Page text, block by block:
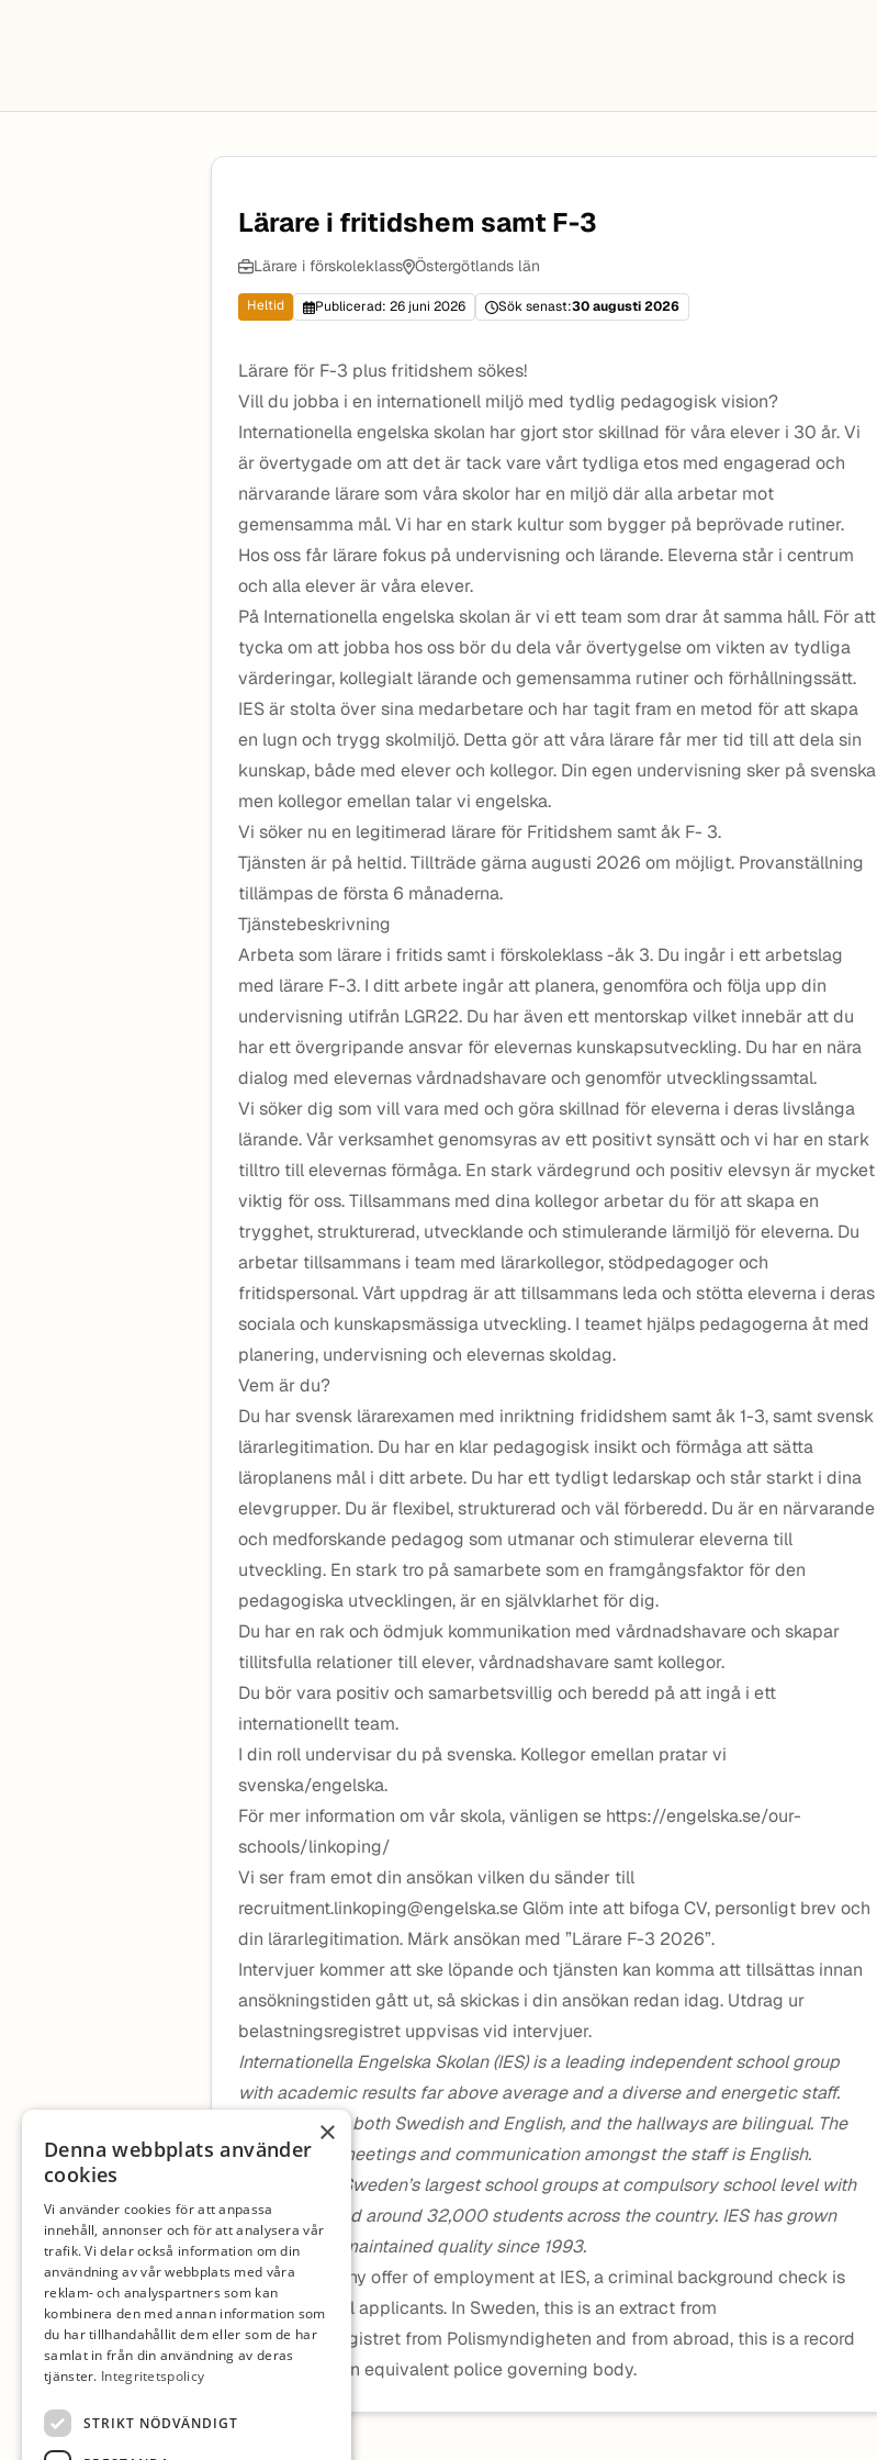
Lärare i fritidshem samt F-3
Lärare i förskoleklass Östergötlands län
Heltid Publicerad: 26 juni 2026 Sök senast:30 augusti 2026
Lärare för F-3 plus fritidshem sökes!
Vill du jobba i en internationell miljö med tydlig pedagogisk vision?
Internationella engelska skolan har gjort stor skillnad för våra elever i 30 år. Vi
är övertygade om att det är tack vare vårt tydliga etos med engagerad och
närvarande lärare som våra skolor har en miljö där alla arbetar mot
gemensamma mål. Vi har en stark kultur som bygger på beprövade rutiner.
Hos oss får lärare fokus på undervisning och lärande. Eleverna står i centrum
och alla elever är våra elever.
På Internationella engelska skolan är vi ett team som drar åt samma håll. För att
tycka om att jobba hos oss bör du dela vår övertygelse om vikten av tydliga
värderingar, kollegialt lärande och gemensamma rutiner och förhållningssätt.
IES är stolta över sina medarbetare och har tagit fram en metod för att skapa
en lugn och trygg skolmiljö. Detta gör att våra lärare får mer tid till att dela sin
kunskap, både med elever och kollegor. Din egen undervisning sker på svenska
men kollegor emellan talar vi engelska.
Vi söker nu en legitimerad lärare för Fritidshem samt åk F- 3.
Tjänsten är på heltid. Tillträde gärna augusti 2026 om möjligt. Provanställning
tillämpas de första 6 månaderna.
Tjänstebeskrivning
Arbeta som lärare i fritids samt i förskoleklass -åk 3. Du ingår i ett arbetslag
med lärare F-3. I ditt arbete ingår att planera, genomföra och följa upp din
undervisning utifrån LGR22. Du har även ett mentorskap vilket innebär att du
har ett övergripande ansvar för elevernas kunskapsutveckling. Du har en nära
dialog med elevernas vårdnadshavare och genomför utvecklingssamtal.
Vi söker dig som vill vara med och göra skillnad för eleverna i deras livslånga
lärande. Vår verksamhet genomsyras av ett positivt synsätt och vi har en stark
tilltro till elevernas förmåga. En stark värdegrund och positiv elevsyn är mycket
viktig för oss. Tillsammans med dina kollegor arbetar du för att skapa en
trygghet, strukturerad, utvecklande och stimulerande lärmiljö för eleverna. Du
arbetar tillsammans i team med lärarkollegor, stödpedagoger och
fritidspersonal. Vårt uppdrag är att tillsammans leda och stötta eleverna i deras
sociala och kunskapsmässiga utveckling. I teamet hjälps pedagogerna åt med
planering, undervisning och elevernas skoldag.
Vem är du?
Du har svensk lärarexamen med inriktning frididshem samt åk 1-3, samt svensk
lärarlegitimation. Du har en klar pedagogisk insikt och förmåga att sätta
läroplanens mål i ditt arbete. Du har ett tydligt ledarskap och står starkt i dina
elevgrupper. Du är flexibel, strukturerad och väl förberedd. Du är en närvarande
och medforskande pedagog som utmanar och stimulerar eleverna till
utveckling. En stark tro på samarbete som en framgångsfaktor för den
pedagogiska utvecklingen, är en självklarhet för dig.
Du har en rak och ödmjuk kommunikation med vårdnadshavare och skapar
tillitsfulla relationer till elever, vårdnadshavare samt kollegor.
Du bör vara positiv och samarbetsvillig och beredd på att ingå i ett
internationellt team.
I din roll undervisar du på svenska. Kollegor emellan pratar vi
svenska/engelska.
För mer information om vår skola, vänligen se https://engelska.se/our-
schools/linkoping/
Vi ser fram emot din ansökan vilken du sänder till
recruitment.linkoping@engelska.se Glöm inte att bifoga CV, personligt brev och
din lärarlegitimation. Märk ansökan med ”Lärare F-3 2026”.
Intervjuer kommer att ske löpande och tjänsten kan komma att tillsättas innan
ansökningstiden gått ut, så skickas i din ansökan redan idag. Utdrag ur
belastningsregistret uppvisas vid intervjuer.
Internationella Engelska Skolan (IES) is a leading independent school group
with academic results far above average and a diverse and energetic staff.
Teaching is in both Swedish and English, and the hallways are bilingual. The
language of meetings and communication amongst the staff is English.
IES is one of Sweden’s largest school groups at compulsory school level with
48 schools and around 32,000 students across the country. IES has grown
steadily and maintained quality since 1993.
N.B. Prior to any offer of employment at IES, a criminal background check is
required for all applicants. In Sweden, this is an extract from
belastningsregistret from Polismyndigheten and from abroad, this is a record
extract from an equivalent police governing body.
×
Denna webbplats använder
cookies
Vi använder cookies för att anpassa
innehåll, annonser och för att analysera vår
trafik. Vi delar också information om din
användning av vår webbplats med våra
reklam- och analyspartners som kan
kombinera den med annan information som
du har tillhandahållit dem eller som de har
samlat in från din användning av deras
tjänster. Integritetspolicy
STRIKT NÖDVÄNDIGT